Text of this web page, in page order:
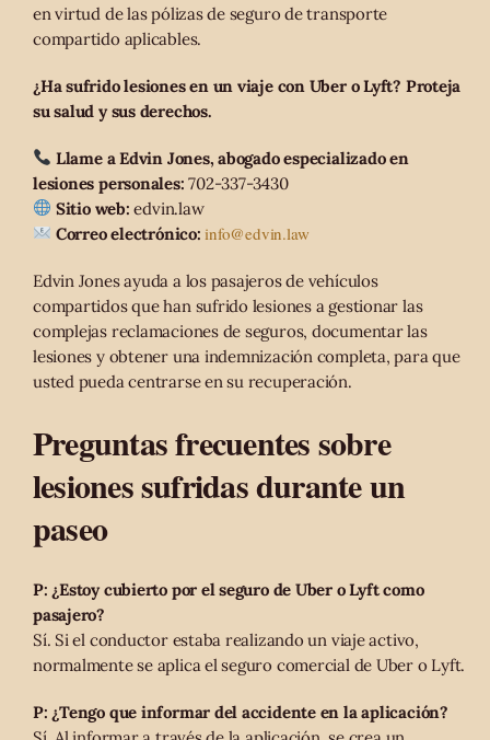
en virtud de las pólizas de seguro de transporte
compartido aplicables.
¿Ha sufrido lesiones en un viaje con Uber o Lyft? Proteja
su salud y sus derechos.
Llame a Edvin Jones, abogado especializado en
lesiones personales: 702-337-3430
Sitio web: edvin.law
Correo electrónico: info@edvin.law
Edvin Jones ayuda a los pasajeros de vehículos
compartidos que han sufrido lesiones a gestionar las
complejas reclamaciones de seguros, documentar las
lesiones y obtener una indemnización completa, para que
usted pueda centrarse en su recuperación.
Preguntas frecuentes sobre
lesiones sufridas durante un
paseo
P: ¿Estoy cubierto por el seguro de Uber o Lyft como
pasajero?
Sí. Si el conductor estaba realizando un viaje activo,
normalmente se aplica el seguro comercial de Uber o Lyft.
P: ¿Tengo que informar del accidente en la aplicación?